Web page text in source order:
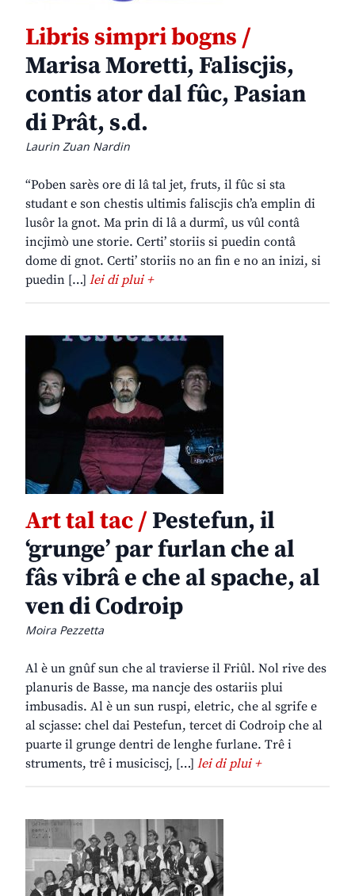
Libris simpri bogns /
Marisa Moretti, Faliscjis,
contis ator dal fûc, Pasian
di Prât, s.d.
Laurin Zuan Nardin
“Poben sarès ore di lâ tal jet, fruts, il fûc si sta
studant e son chestis ultimis faliscjis ch’a emplin di
lusôr la gnot. Ma prin di lâ a durmî, us vûl contâ
incjimò une storie. Certi’ storiis si puedin contâ
dome di gnot. Certi’ storiis no an fin e no an inizi, si
puedin […] lei di plui +
Art tal tac /Pestefun, il
‘grunge’ par furlan che al
fâs vibrâ e che al spache, al
ven di Codroip
Moira Pezzetta
Al è un gnûf sun che al travierse il Friûl. Nol rive des
planuris de Basse, ma nancje des ostariis plui
imbusadis. Al è un sun ruspi, eletric, che al sgrife e
al scjasse: chel dai Pestefun, tercet di Codroip che al
puarte il grunge dentri de lenghe furlane. Trê i
struments, trê i musiciscj, […] lei di plui +